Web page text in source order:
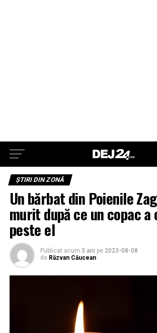
ŞTIRI DIN ZONĂ
Un bărbat din Poienile
murit după ce un copac a
peste el
Publicat acum 3 ani pe 2023-08-08
de Răzvan Căucean